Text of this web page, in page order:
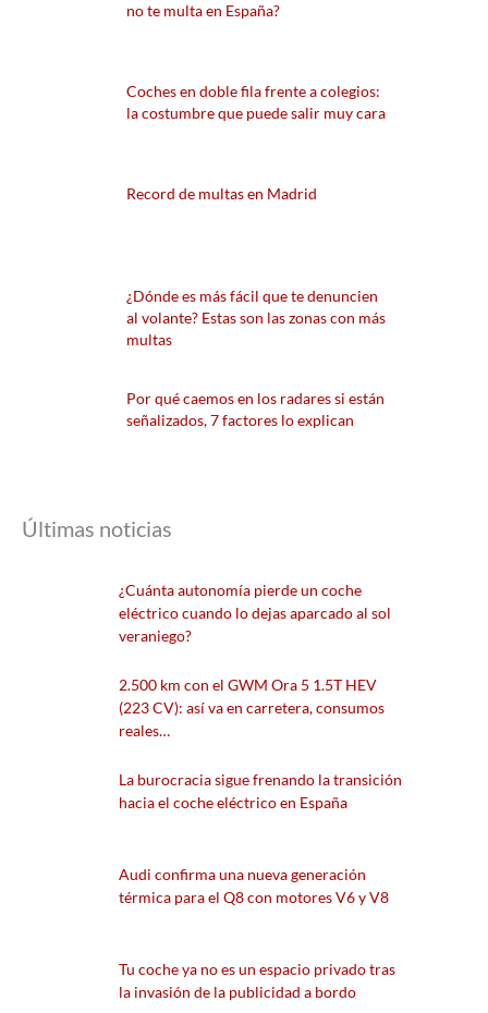
no te multa en España?
Coches en doble fila frente a colegios:
la costumbre que puede salir muy cara
Record de multas en Madrid
¿Dónde es más fácil que te denuncien
al volante? Estas son las zonas con más
multas
Por qué caemos en los radares si están
señalizados, 7 factores lo explican
Últimas noticias
¿Cuánta autonomía pierde un coche
eléctrico cuando lo dejas aparcado al sol
veraniego?
2.500 km con el GWM Ora 5 1.5T HEV
(223 CV): así va en carretera, consumos
reales…
La burocracia sigue frenando la transición
hacia el coche eléctrico en España
Audi confirma una nueva generación
térmica para el Q8 con motores V6 y V8
Tu coche ya no es un espacio privado tras
la invasión de la publicidad a bordo